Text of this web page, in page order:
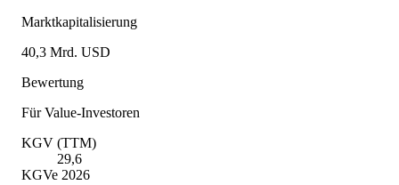
Marktkapitalisierung
40,3 Mrd. USD
Bewertung
Für Value-Investoren
KGV (TTM)
29,6
KGVe 2026